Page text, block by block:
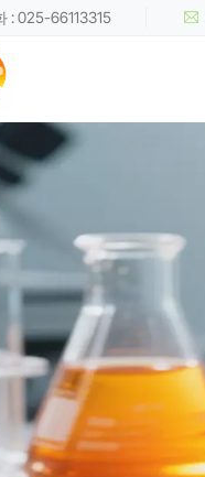
: 025-66113315